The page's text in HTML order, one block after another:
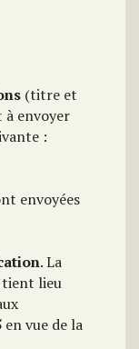
(titre et
à envoyer
:
envoyées
. La
tient lieu
en vue de la